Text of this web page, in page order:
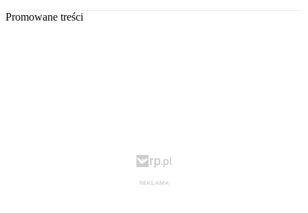
Promowane treści